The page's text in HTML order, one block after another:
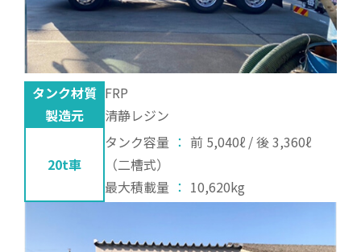
タンク材質 FRP
製造元
清静レジン
20t車
タンク容量 ： 前 5,040ℓ / 後 3,360ℓ
（二槽式）
最大積載量 ： 10,620kg